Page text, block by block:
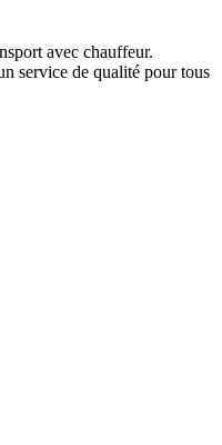
avec chauffeur.
service de qualité pour tous